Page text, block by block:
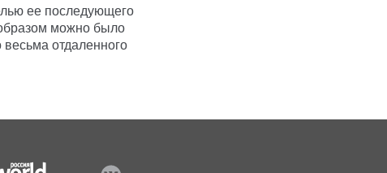
ее последующего
можно было
отдаленного